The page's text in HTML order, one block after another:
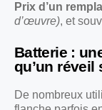
Prix d’un
d’œuvre), et
Batterie :
qu’un réveil
De nombreux